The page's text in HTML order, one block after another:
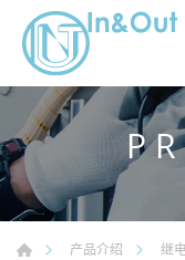
产品介绍 继